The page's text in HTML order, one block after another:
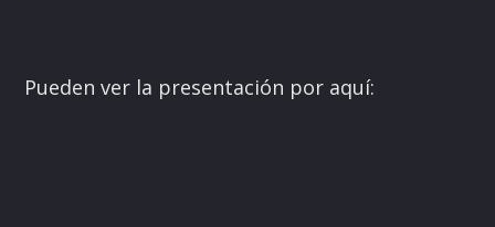
Pueden ver la presentación por aquí: